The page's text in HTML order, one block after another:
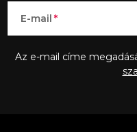
E-mail
Az e-mail címe